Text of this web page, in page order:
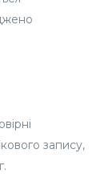
запису,